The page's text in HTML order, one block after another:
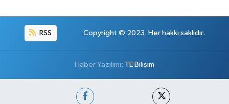
RSS Copyright © 2023. Her hakkı saklıdır.
Haber Yazılımı: TE Bilişim